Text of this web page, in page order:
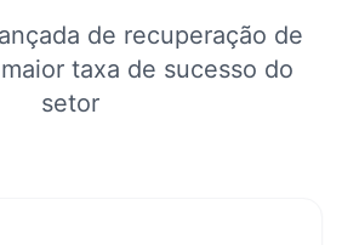
de recuperação de
taxa de sucesso do
setor